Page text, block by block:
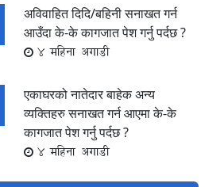
अविवाहित दिदि/बहिनी सनाखत गर्न
आउँदा के-के कागजात पेश गर्नु पर्दछ ?
4 महिना अगाडी
एकाघरको नातेदार बाहेक अन्य
व्यक्तिहरु सनाखत गर्न आएमा के-के
कागजात पेश गर्नु पर्दछ ?
4 महिना अगाडी